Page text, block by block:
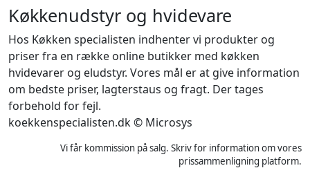
Køkkenudstyr og hvidevare
Hos Køkken specialisten indhenter vi produkter og
priser fra en række online butikker med køkken
hvidevarer og eludstyr. Vores mål er at give information
om bedste priser, lagterstaus og fragt. Der tages
forbehold for fejl.
koekkenspecialisten.dk © Microsys
Vi får kommission på salg. Skriv for information om vores
prissammenligning platform.